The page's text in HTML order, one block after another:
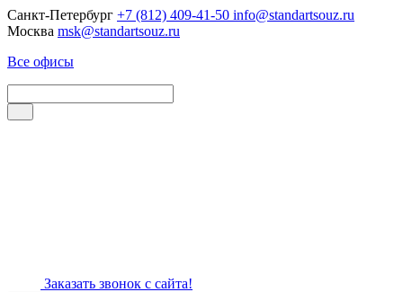
Санкт-Петербург +7 (812) 409-41-50 info@standartsouz.ru
Москва msk@standartsouz.ru
Все офисы
Заказать звонок с сайта!